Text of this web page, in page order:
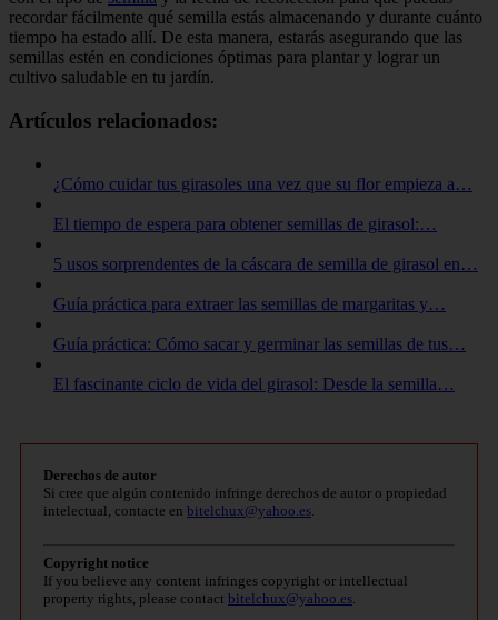
recordar fácilmente qué semilla estás almacenando y durante cuánto
tiempo ha estado allí. De esta manera, estarás asegurando que las
semillas estén en condiciones óptimas para plantar y lograr un
cultivo saludable en tu jardín.
Artículos relacionados:
¿Cómo cuidar tus girasoles una vez que su flor empieza a…
El tiempo de espera para obtener semillas de girasol:…
5 usos sorprendentes de la cáscara de semilla de girasol en…
Guía práctica para extraer las semillas de margaritas y…
Guía práctica: Cómo sacar y germinar las semillas de tus…
El fascinante ciclo de vida del girasol: Desde la semilla…
Derechos de autor
Si cree que algún contenido infringe derechos de autor o propiedad
intelectual, contacte en bitelchux@yahoo.es
Copyright notice
If you believe any content infringes copyright or intellectual
property rights, please contact bitelchux@yahoo.es